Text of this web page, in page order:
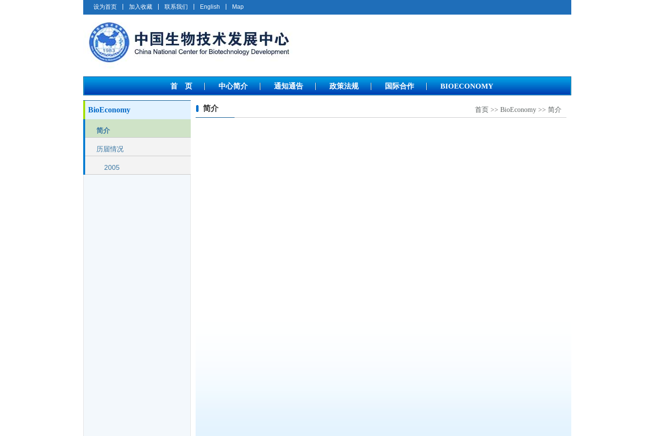
设为首页 加入收藏 联系我们 English Map
首 页 中心简介 通知通告 政策法规 国际合作 BIOECONOMY
BioEconomy
简介
历届情况
2005
简介 首页 >> BioEconomy>> 简介